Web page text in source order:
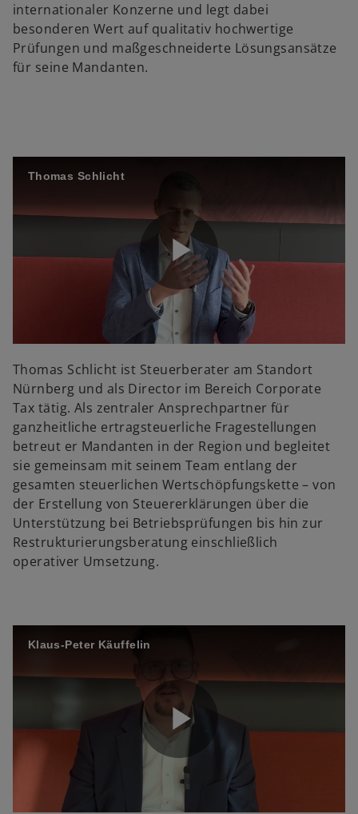
y
i
d
e
o
internationaler Konzerne und legt dabei
besonderen Wert auf qualitativ hochwertige
Prüfungen und maßgeschneiderte Lösungsansätze
für seine Mandanten.
Thomas Schlicht
P
l
a
y
i
d
Thomas Schlicht ist Steuerberater am Standort
Nürnberg und als Director im Bereich Corporate
Tax tätig. Als zentraler Ansprechpartner für
ganzheitliche ertragsteuerliche Fragestellungen
betreut er Mandanten in der Region und begleitet
sie gemeinsam mit seinem Team entlang der
gesamten steuerlichen Wertschöpfungskette – von
der Erstellung von Steuererklärungen über die
Unterstützung bei Betriebsprüfungen bis hin zur
Restrukturierungsberatung einschließlich
operativer Umsetzung.
Klaus-Peter Käuffelin
P